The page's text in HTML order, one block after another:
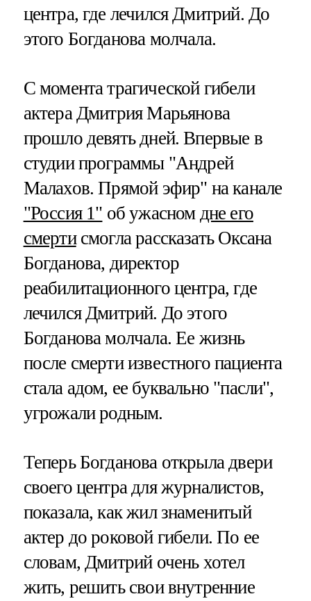
центра, где лечился Дмитрий. До
этого Богданова молчала.
С момента трагической гибели
актера Дмитрия Марьянова
прошло девять дней. Впервые в
студии программы "Андрей
Малахов. Прямой эфир" на канале
"Россия 1" об ужасном дне его
смертисмогла рассказать Оксана
Богданова, директор
реабилитационного центра, где
лечился Дмитрий. До этого
Богданова молчала. Ее жизнь
после смерти известного пациента
стала адом, ее буквально "пасли",
угрожали родным.
Теперь Богданова открыла двери
своего центра для журналистов,
показала, как жил знаменитый
актер до роковой гибели. По ее
словам, Дмитрий очень хотел
жить, решить свои внутренние